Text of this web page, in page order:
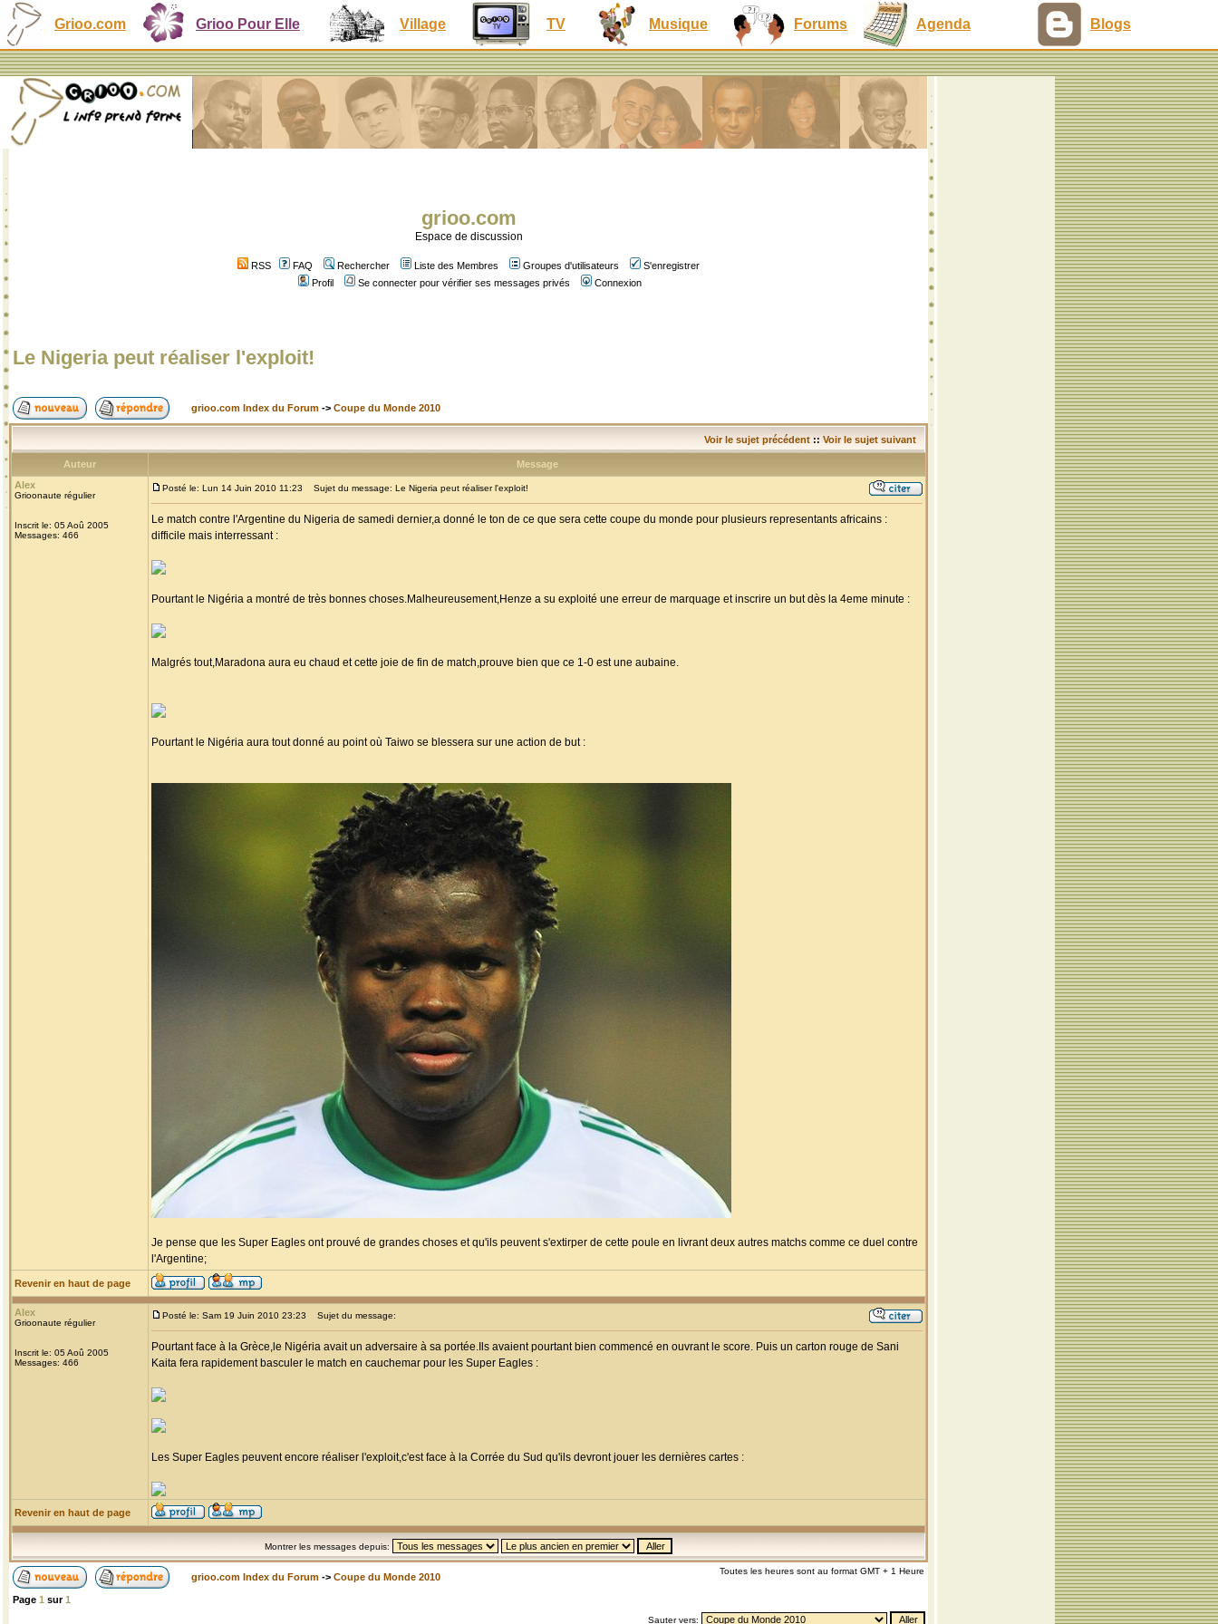
Grioo.com Grioo Pour Elle Village TV Musique Forums Agenda Blogs
grioo.com
Espace de discussion
RSS FAQ Rechercher Liste des Membres Groupes d'utilisateurs
S'enregistrer
Profil
Se connecter pour vérifier ses messages privés Connexion
Le Nigeria peut réaliser l'exploit!
grioo.com Index du Forum -> Coupe du Monde 2010
Voir le sujet précédent :: Voir le sujet suivant
Auteur
Message
Alex
Grioonaute régulier
Inscrit le: 05 Aoû 2005
Messages: 466
Posté le: Lun 14 Juin 2010 11:23 Sujet du message: Le Nigeria peut réaliser l'exploit!
Le match contre l'Argentine du Nigeria de samedi dernier,a donné le ton de ce que sera cette coupe du monde pour plusieurs representants africains :
difficile mais interressant :
Pourtant le Nigéria a montré de très bonnes choses.Malheureusement,Henze a su exploité une erreur de marquage et inscrire un but dès la 4eme minute :
Malgrés tout,Maradona aura eu chaud et cette joie de fin de match,prouve bien que ce 1-0 est une aubaine.
Pourtant le Nigéria aura tout donné au point où Taiwo se blessera sur une action de but :
Je pense que les Super Eagles ont prouvé de grandes choses et qu'ils peuvent s'extirper de cette poule en livrant deux autres matchs comme ce duel contre
l'Argentine;
Revenir en haut de page
Alex
Grioonaute régulier
Inscrit le: 05 Aoû 2005
Messages: 466
Posté le: Sam 19 Juin 2010 23:23 Sujet du message:
Pourtant face à la Grèce,le Nigéria avait un adversaire à sa portée.Ils avaient pourtant bien commencé en ouvrant le score. Puis un carton rouge de Sani
Kaita fera rapidement basculer le match en cauchemar pour les Super Eagles :
Les Super Eagles peuvent encore réaliser l'exploit,c'est face à la Corrée du Sud qu'ils devront jouer les dernières cartes :
Revenir en haut de page
Montrer les messages depuis:
grioo.com Index du Forum -> Coupe du Monde 2010
Toutes les heures sont au format GMT + 1 Heure
Page 1 sur1
Sauter vers: